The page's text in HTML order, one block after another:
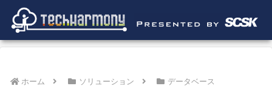
ホーム ソリューション データベース